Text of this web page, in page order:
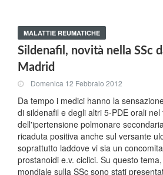
MALATTIE REUMATICHE
Sildenafil, novità nella SSc
Madrid
Domenica 12 Febbraio 2012
Da tempo i medici hanno la
di sildenafil e degli altri 5-PDE orali
dell'ipertensione polmonare
ricaduta positiva anche sul versante
soprattutto laddove vi sia un
prostanoidi e.v. ciclici. Su questo
mondiale sulla SSc sono stati